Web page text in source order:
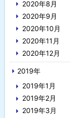
2020年8月
2020年9月
2020年10月
2020年11月
2020年12月
2019年
2019年1月
2019年2月
2019年3月